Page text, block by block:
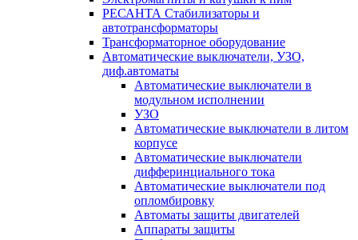
РЕСАНТА Стабилизаторы и
автотрансформаторы
Трансформаторное оборудование
Автоматические выключатели, УЗО,
диф.автоматы
Автоматические выключатели в
модульном исполнении
УЗО
Автоматические выключатели в литом
корпусе
Автоматические выключатели
дифферинциального тока
Автоматические выключатели под
опломбировку
Автоматы защиты двигателей
Аппараты защиты